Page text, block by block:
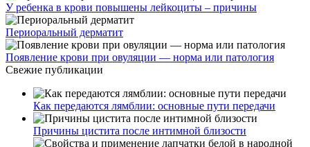
У ребенка в крови повышены лейкоциты – причины
Периоральный дерматит
Появление крови при овуляции — норма или патология
Свежие публикации
Как передаются лямблии: основные пути передачи
Причины цистита после интимной близости